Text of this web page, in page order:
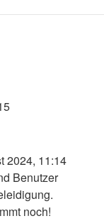
2024, 11:14
Benutzer
noch!